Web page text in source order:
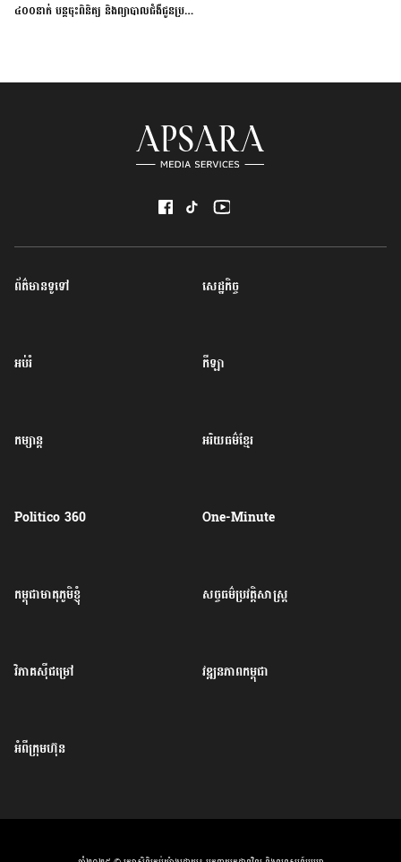
៤០០នាក់ បន្តចុះពិនិត្យ និងព្យាបាលជំងឺជូនប្រជា
ព័ត៌មានទូទៅ សេដ្ឋកិច្ច
អប់រំ កីឡា
កម្សាន្ត អរិយធម៌ខ្មែរ
Politico 360 One-Minute
កម្ពុជាមាតុភូមិខ្ញុំ សច្ចធម៌ប្រវត្តិសាស្ត្រ
វិភាគសុីជម្រៅ វឌ្ឍនភាពកម្ពុជា
អំពីក្រុមហ៊ុន